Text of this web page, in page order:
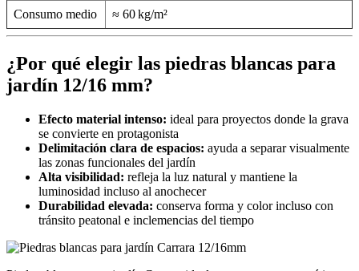
Consumo medio ≈ 60 kg/m²
¿Por qué elegir las piedras blancas para
jardín 12/16 mm?
Efecto material intenso: ideal para proyectos donde la grava
se convierte en protagonista
Delimitación clara de espacios: ayuda a separar visualmente
las zonas funcionales del jardín
Alta visibilidad: refleja la luz natural y mantiene la
luminosidad incluso al anochecer
Durabilidad elevada: conserva forma y color incluso con
tránsito peatonal e inclemencias del tiempo